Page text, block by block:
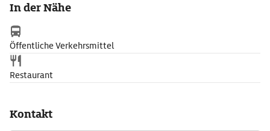
In der Nähe
Öffentliche Verkehrsmittel
Restaurant
Kontakt